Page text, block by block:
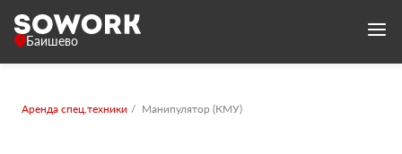
Баишево
Аренда спец.техники Манипулятор (КМУ)